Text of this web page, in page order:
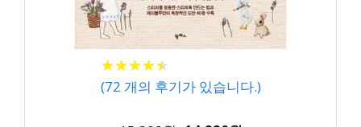
★★★★★
★★★★★
(72 개의 후기가 있습니다.)